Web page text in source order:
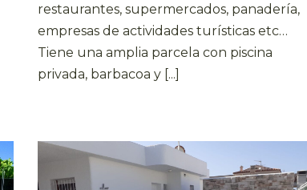
restaurantes, supermercados, panadería,
empresas de actividades turísticas etc…
Tiene una amplia parcela con piscina
privada, barbacoa y [...]